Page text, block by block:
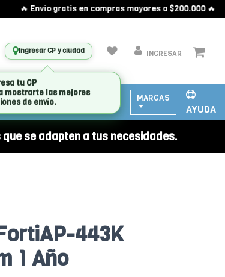
🔥 Envío gratis en compras mayores a $200.000 🔥
Ingresar CP y ciudad INGRESAR
ATENCIÓN
EMPRESAS
MARCAS
AYUDA
se adapten a tus necesidades.
443K
1 Año